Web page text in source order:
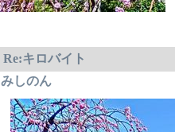
Re:キロバイト
みしのん